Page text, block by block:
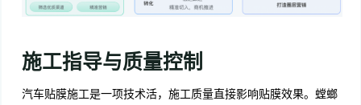
施工指导与质量控制
汽车贴膜施工是一项技术活，施工质量直接影响贴膜效果。螳螂